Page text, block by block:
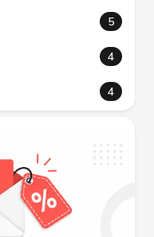
5
4
4